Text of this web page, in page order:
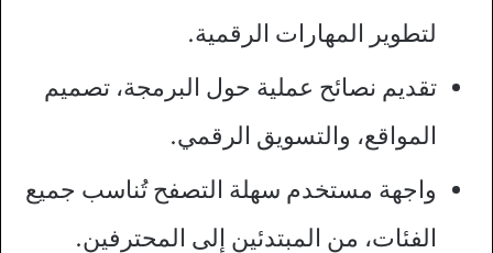
لتطوير المهارات الرقمية.
تقديم نصائح عملية حول البرمجة، تصميم
المواقع، والتسويق الرقمي.
واجهة مستخدم سهلة التصفح تُناسب جميع
الفئات، من المبتدئين إلى المحترفين.